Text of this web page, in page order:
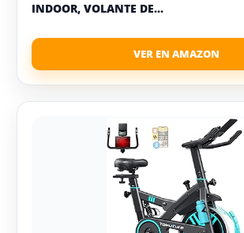
INDOOR, VOLANTE DE...